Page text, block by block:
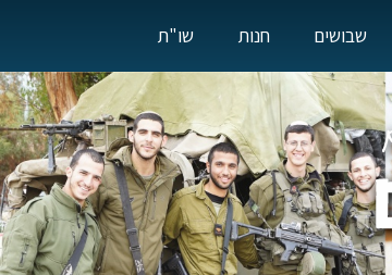
שבושים חנות שו"ת